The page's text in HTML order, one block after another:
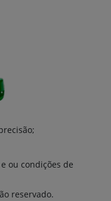
ou condições de
reservado.